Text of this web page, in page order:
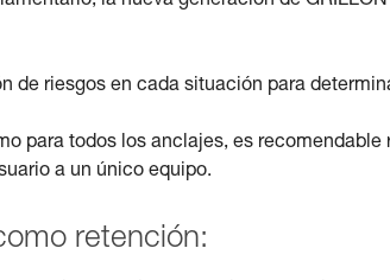
de riesgos en cada situación para
para todos los anclajes, es
a un único equipo.
retención: